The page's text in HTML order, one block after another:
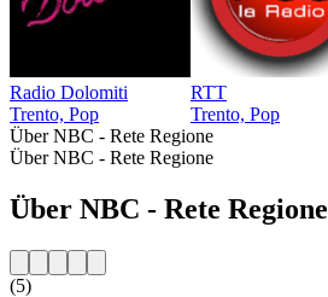
Radio Dolomiti
Trento, Pop
RTT
Trento, Pop
Über NBC - Rete Regione
Über NBC - Rete Regione
Über NBC - Rete Regione
(5)